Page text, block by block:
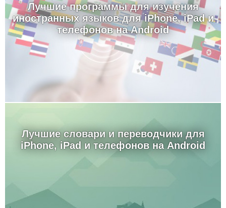
Лучшие программы для изучения
иностранных языков для iPhone, iPad и
телефонов на Android
Лучшие словари и переводчики для
iPhone, iPad и телефонов на Android